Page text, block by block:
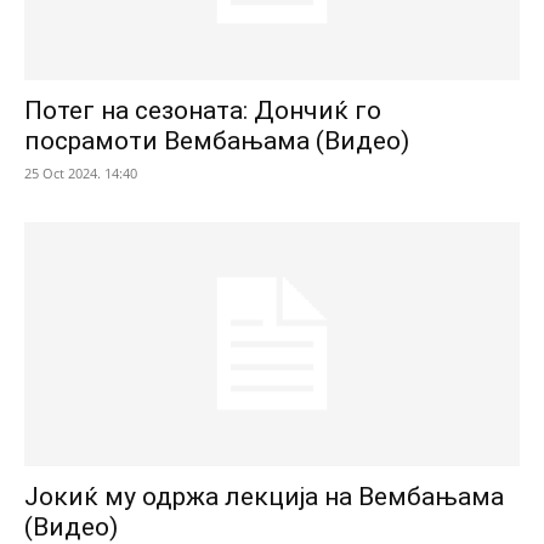
Потег на сезоната: Дончиќ го
посрамоти Вембањама (Видео)
25 Oct 2024. 14:40
Јокиќ му одржа лекција на Вембањама
(Видео)